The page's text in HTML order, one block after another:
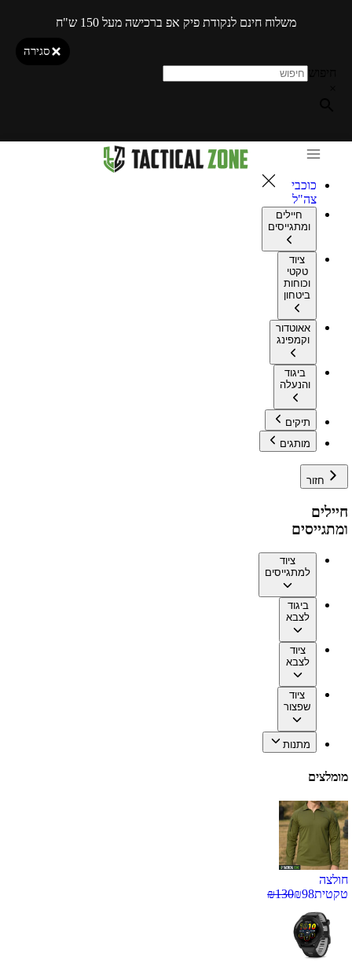
משלוח חינם לנקודת פיק אפ ברכישה מעל 150 ש"ח
סגירה
כוכבי
צה"ל
חיילים
ומתגייסים
ציוד
טקטי
וכוחות
ביטחון
אאוטדור
וקמפינג
ביגוד
והנעלה
תיקים
מותגים
חזור
חיילים
ומתגייסים
ציוד
למתגייסים
ביגוד
לצבא
ציוד
לצבא
ציוד
שפצור
מתנות
מומלצים
חולצה
טקטית
₪98
₪130